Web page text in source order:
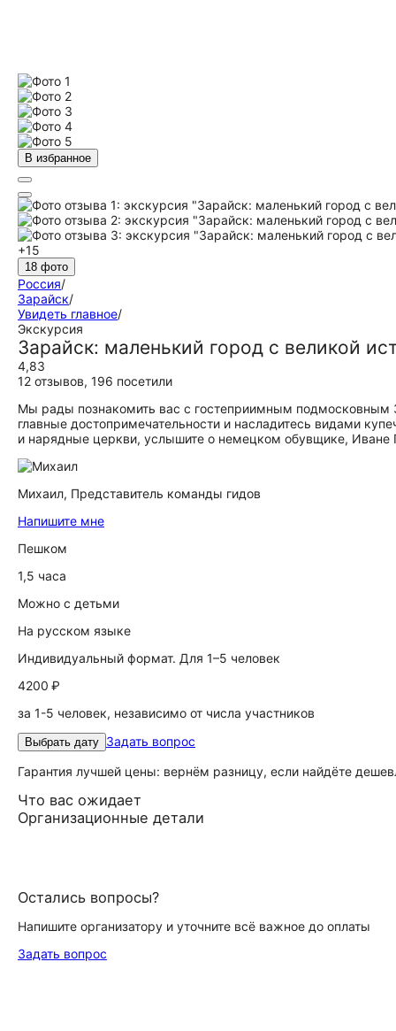
В избранное
+15
18 фото
Россия/
Зарайск/
Увидеть главное/
Экскурсия
Зарайск: маленький город с великой
4,83
12 отзывов, 196 посетили
Мы рады познакомить вас с гостеприимным подмосковным
главные достопримечательности и насладитесь видами
и нарядные церкви, услышите о немецком обувщике, Иване
Михаил, Представитель команды гидов
Напишите мне
Пешком
1,5 часа
Можно с детьми
На русском языке
Индивидуальный формат. Для 1–5 человек
4200 ₽
за 1-5 человек, независимо от числа участников
Выбрать дату Задать вопрос
Гарантия лучшей цены: вернём разницу, если найдёте
Что вас ожидает
Организационные детали
Остались вопросы?
Напишите организатору и уточните всё важное до оплаты
Задать вопрос